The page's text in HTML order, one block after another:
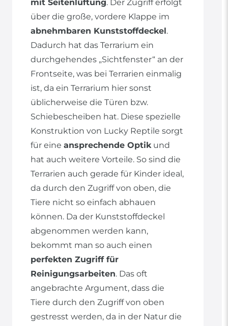
mit Seitenlüftung. Der Zugriff erfolgt
über die große, vordere Klappe im
abnehmbaren Kunststoffdeckel .
Dadurch hat das Terrarium ein
durchgehendes „Sichtfenster“ an der
Frontseite, was bei Terrarien einmalig
ist, da ein Terrarium hier sonst
üblicherweise die Türen bzw.
Schiebescheiben hat. Diese spezielle
Konstruktion von Lucky Reptile sorgt
für eine ansprechende Optikund
hat auch weitere Vorteile. So sind die
Terrarien auch gerade für Kinder ideal,
da durch den Zugriff von oben, die
Tiere nicht so einfach abhauen
können. Da der Kunststoffdeckel
abgenommen werden kann,
bekommt man so auch einen
perfekten Zugriff für
Reinigungsarbeiten. Das oft
angebrachte Argument, dass die
Tiere durch den Zugriff von oben
gestresst werden, da in der Natur die